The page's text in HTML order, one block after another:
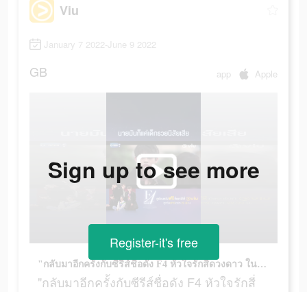
Viu
January 7 2022-June 9 2022
GB app Apple
"กลับมาอีกครั้งกับซีรีส์ชื่อดัง F4 หัวใจรักสี่ดวงดาว ในเวอร์ชั่นไทยดูได้แล้ววันนี้ที่ Viu
"กลับมาอีกครั้งกับซีรีส์ชื่อดัง F4 หัวใจรักสี่
Sign up to see more
Register-it's free